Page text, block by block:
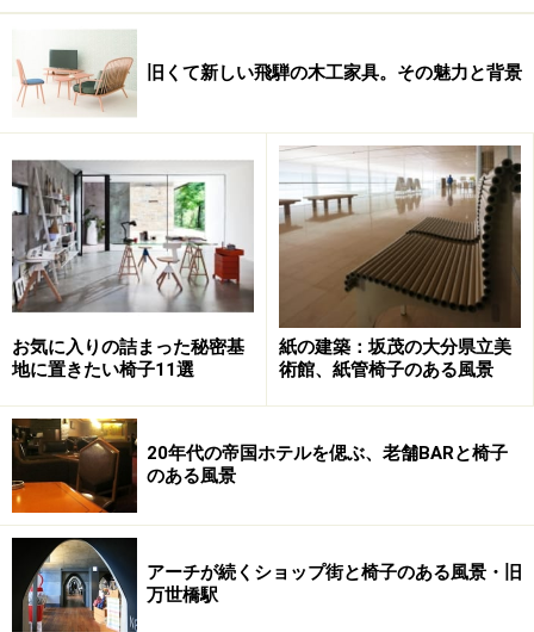
確には1923年7月）当時のものは、店内奥の壁面と壁
画、カウンター背面の壁、スタンドライトとサイドデス
ク、テーブルなどライトの遺産が残る空間だ。
後は復元品だが、ライトの新館は1967年に閉鎖され、跡
地に建設された近代的外観の新本館は、1970年の日本万
国博覧会開会に合せて、同年に竣工したから半世紀近く
にはなる。復元品と言っても味のある「顔」になってい
る。
（ちなみに、ライト館の玄関部分は博物館明治村（愛知
県犬山市）に十数年の歳月をかけて登録有形文化財とし
て移築再建されている。）
ライトの視点、息遣いが伝わってくる当時
の壁面と家具
改めて「当時」が残っている奥の壁を見る。
旧くて新しい飛騨の木工家具。その魅力と背景
お気に入りの詰まった秘密基
地に置きたい椅子11選
紙の建築：坂茂の大分県立美
術館、紙管椅子のある風景
20年代の帝国ホテルを偲ぶ、老舗BARと椅子
のある風景
アーチが続くショップ街と椅子のある風景・旧
万世橋駅